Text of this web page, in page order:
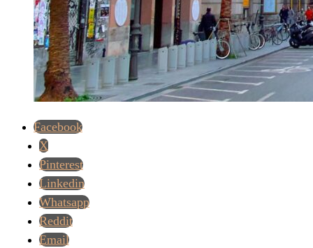
Facebook
X
Pinterest
Linkedin
Whatsapp
Reddit
Email